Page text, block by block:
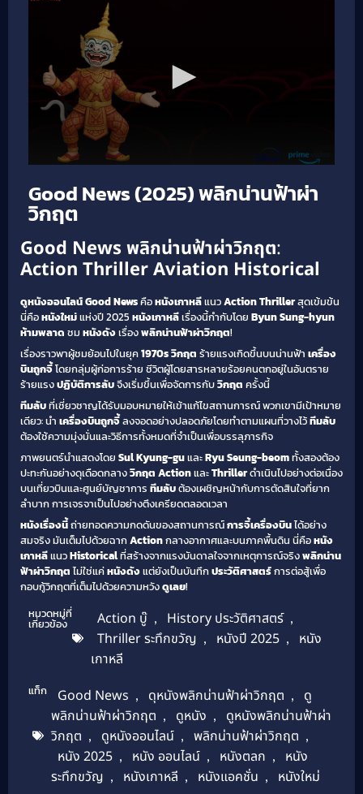
Good News (2025) พลิกน่านฟ้าผ่า
วิกฤต
Good News พลิกน่านฟ้าผ่าวิกฤต:
Action ThrillerAviation Historical
ดูหนังออนไลน์Good NewsคือหนังเกาหลีแนวActionThrillerสุดเข้มข้น
นี่คือหนังใหม่แห่งปี 2025 หนังเกาหลีเรื่องนี้กำกับโดย Byun Sung-hyun
ห้ามพลาด ชม หนังดังเรื่องพลิกน่านฟ้าผ่าวิกฤต!
เรื่องราวพาผู้ชมย้อนไปในยุค1970sวิกฤต ร้ายแรงเกิดขึ้นบนน่านฟ้า เครื่อง
บินถูกจี้โดยกลุ่มผู้ก่อการร้าย ชีวิตผู้โดยสารหลายร้อยคนตกอยู่ในอันตราย
ร้ายแรงปฏิบัติการลับจึงเริ่มขึ้นเพื่อจัดการกับวิกฤต ครั้งนี้
ทีมลับที่เชี่ยวชาญได้รับมอบหมายให้เข้าแก้ไขสถานการณ์ พวกเขามีเป้าหมาย
เดียว: นำ เครื่องบินถูกจี้ลงจอดอย่างปลอดภัยโดยทำตามแผนที่วางไว้ทีมลับ
ต้องใช้ความมุ่งมั่นและวิธีการทั้งหมดที่จำเป็นเพื่อบรรลุภารกิจ
ภาพยนตร์นำแสดงโดย Sul Kyung-guและRyu Seung-beomทั้งสองต้อง
ปะทะกันอย่างดุเดือดกลางวิกฤต ActionและThrillerดำเนินไปอย่างต่อเนื่อง
บนเที่ยวบินและศูนย์บัญชาการ ทีมลับต้องเผชิญหน้ากับการตัดสินใจที่ยาก
ลำบาก การเจรจาเป็นไปอย่างตึงเครียดตลอดเวลา
หนังเรื่องนี้ถ่ายทอดความกดดันของสถานการณ์การจี้เครื่องบินได้อย่าง
สมจริง มันเต็มไปด้วยฉากActionกลางอากาศและบนภาคพื้นดิน นี่คือหนัง
เกาหลีแนวHistoricalที่สร้างจากแรงบันดาลใจจากเหตุการณ์จริงพลิกน่าน
ฟ้าผ่าวิกฤตไม่ใช่แค่หนังดังแต่ยังเป็นบันทึกประวัติศาสตร์การต่อสู้เพื่อ
กอบกู้วิกฤตที่เต็มไปด้วยความหวังดูเลย!
หมวดหมู่ที่
เกี่ยวข้อง Action บู๊ , History ประวัติศาสตร์ ,
Thriller ระทึกขวัญ , หนังปี 2025 ,
หนัง
เกาหลี
แท็ก Good News , ดุหนังพลิกน่านฟ้าผ่าวิกฤต ,
ดู
พลิกน่านฟ้าผ่าวิกฤต , ดูหนัง ,
ดูหนังพลิกน่านฟ้าผ่า
วิกฤต , ดูหนังออนไลน์ , พลิกน่านฟ้าผ่าวิกฤต ,
หนัง 2025 , หนัง ออนไลน์ , หนังตลก ,
หนัง
ระทึกขวัญ , หนังเกาหลี , หนังแอคชั่น , หนังใหม่